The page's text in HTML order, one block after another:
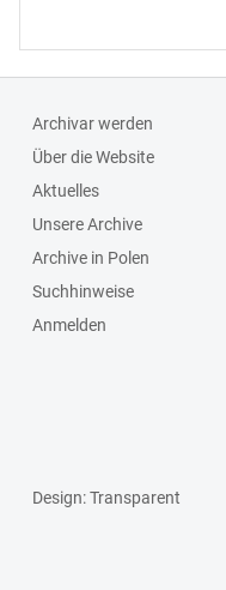
Archivar werden
Über die Website
Aktuelles
Unsere Archive
Archive in Polen
Suchhinweise
Anmelden
Design: Transparent